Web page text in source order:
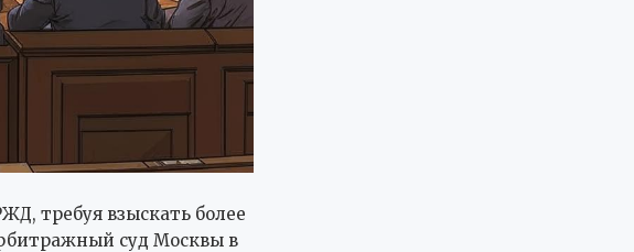
требуя взыскать более
суд Москвы в